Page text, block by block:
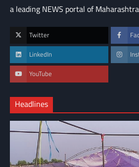
a leading NEWS portal of Maharashtra
Twitter
LinkedIn
YouTube
Headlines